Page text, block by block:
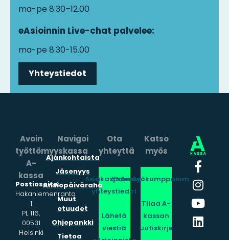
ma-pe 8.30–12.00
eAsioinnin Live-chat palvelee:
ma-pe 8.30-15.00
Yhteystiedot
Avoin
työttömyyskassa
A-
kassa
Postiosoite:
Hakaniemenranta
1
PL 116,
00531
Helsinki
Ota
yhteyttä
Asiakaspalvelun
yhteystiedot
Lähetä
viestiä
Navigoi
Ajankohtaista
Jäsenyys
Ansiopäiväraha
Muut
etuudet
Ohjepankki
Tietoa
Katso
myös
Yhteistyökumppanimme
Tilaa A-
kassan
uutiskirje